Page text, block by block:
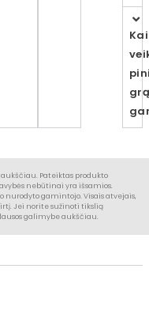
Pateiktas produkto
nebūtinai yra išsamios.
nurodyto gamintojo. Visais atvejais,
Jei norite sužinoti tikslią
galimybe aukščiau.